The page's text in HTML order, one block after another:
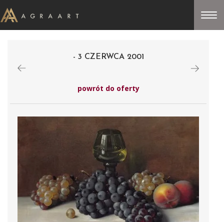
- 3 CZERWCA 2001
powrót do oferty